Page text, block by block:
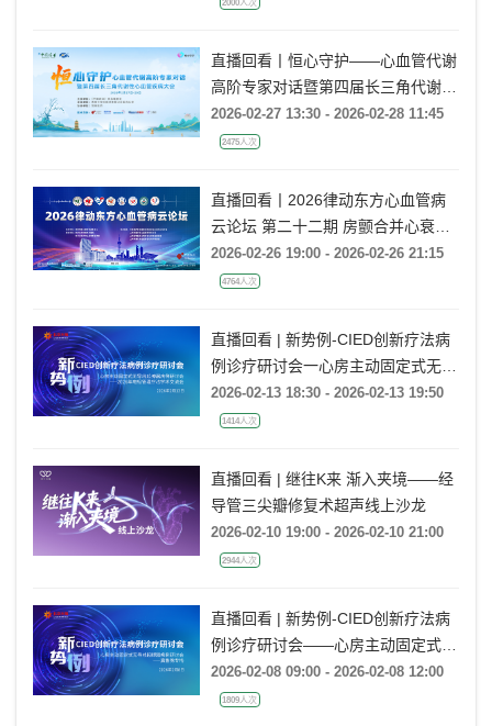
2000人次
直播回看丨恒心守护——心血管代谢
高阶专家对话暨第四届长三角代谢性
心血管疾病大会
2026-02-27 13:30 - 2026-02-28 11:45
2475人次
直播回看丨2026律动东方心血管病
云论坛 第二十二期 房颤合并心衰的
导管消融治疗
2026-02-26 19:00 - 2026-02-26 21:15
4764人次
直播回看 | 新势例-CIED创新疗法病
例诊疗研讨会一心房主动固定式无导
线起搏器病例研讨会一2026年电极
管理疗法学术交流会
2026-02-13 18:30 - 2026-02-13 19:50
1414人次
直播回看 | 继往K来 渐入夹境——经
导管三尖瓣修复术超声线上沙龙
2026-02-10 19:00 - 2026-02-10 21:00
2944人次
直播回看 | 新势例-CIED创新疗法病
例诊疗研讨会——心房主动固定式无
导线起搏器病例研讨会——冀鲁豫专
场
2026-02-08 09:00 - 2026-02-08 12:00
1809人次